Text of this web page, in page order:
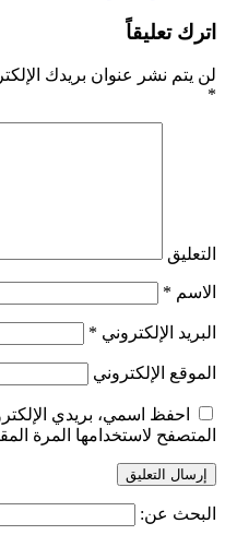
اترك تعليقاً
لن يتم نشر عنوان بريدك
*
التعليق
الاسم *
البريد الإلكتروني *
الموقع الإلكتروني
احفظ اسمي، بريدي
المتصفح لاستخدامها المرة
البحث عن: